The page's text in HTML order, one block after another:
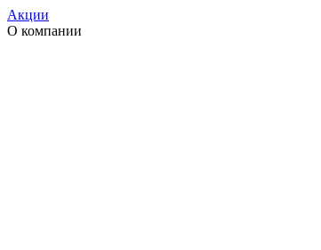
Акции
О компании